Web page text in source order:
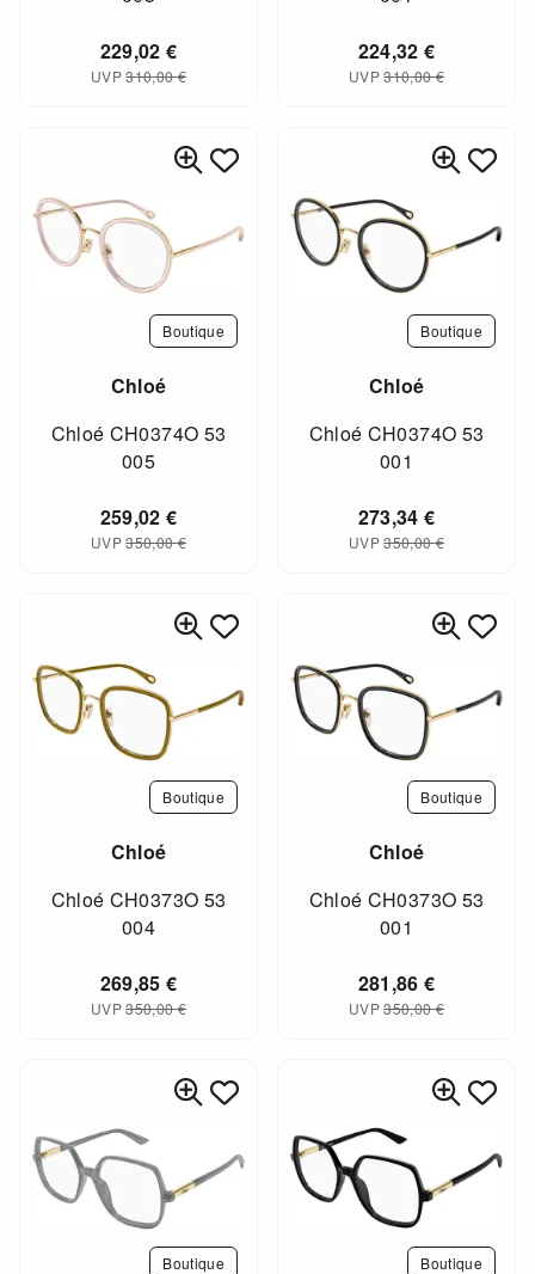
229,02€
UVP310,00€
224,32€
UVP310,00€
Boutique
Chloé
Chloé CH0374O 53
005
259,02€
UVP350,00€
Boutique
Chloé
Chloé CH0374O 53
001
273,34€
UVP350,00€
Boutique
Chloé
Chloé CH0373O 53
004
269,85€
UVP350,00€
Boutique
Chloé
Chloé CH0373O 53
001
281,86€
UVP350,00€
Boutique Boutique